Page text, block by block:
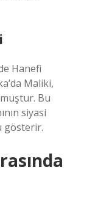
Hanefi
Maliki,
Bu
siyasi
gösterir.